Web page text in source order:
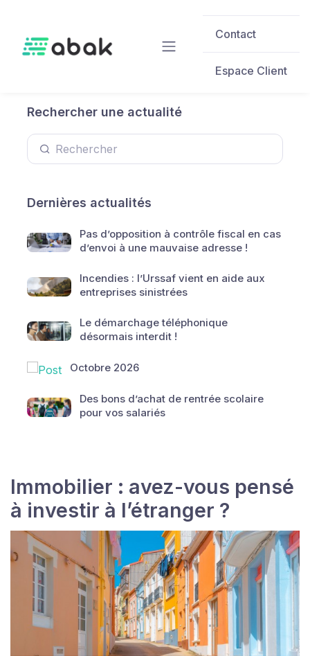
Contact
Espace Client
Rechercher une actualité
Dernières actualités
Pas d’opposition à contrôle fiscal en cas
d’envoi à une mauvaise adresse !
Incendies : l’Urssaf vient en aide aux
entreprises sinistrées
Le démarchage téléphonique
désormais interdit !
Octobre 2026
Des bons d’achat de rentrée scolaire
pour vos salariés
Immobilier : avez-vous pensé
à investir à l’étranger ?